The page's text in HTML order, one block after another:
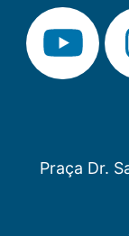
Praça Dr.